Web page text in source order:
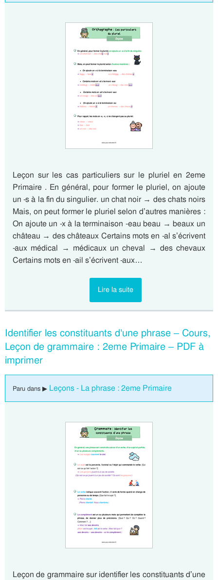
Leçon sur les cas particuliers sur le pluriel en 2eme
Primaire . En général, pour former le pluriel, on ajoute
un -s à la fin du singulier. un chat noir → des chats noirs
Mais, on peut former le pluriel selon d’autres manières :
On ajoute un -x à la terminaison -eau beau → beaux un
château → des châteaux Certains mots en -al s’écrivent
-aux médical → médicaux un cheval → des chevaux
Certains mots en -ail s’écrivent -aux…
Lire la suite
Identifier les constituants d’une phrase – Cours,
Leçon de grammaire : 2eme Primaire – PDF à
imprimer
Paru dans ▶ Leçons - La phrase : 2eme Primaire
Leçon de grammaire sur identifier les constituants d’une